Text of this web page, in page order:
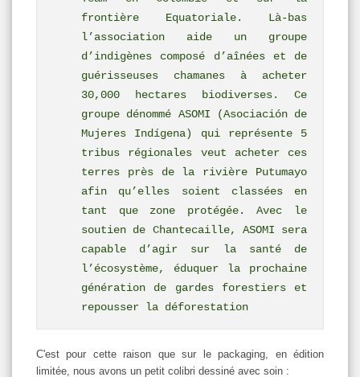
frontière Equatoriale. Là-bas
l’association aide un groupe
d’indigènes composé d’aînées et de
guérisseuses chamanes à acheter
30,000 hectares biodiverses. Ce
groupe dénommé ASOMI (Asociación de
Mujeres Indígena) qui représente 5
tribus régionales veut acheter ces
terres près de la rivière Putumayo
afin qu’elles soient classées en
tant que zone protégée. Avec le
soutien de Chantecaille, ASOMI sera
capable d’agir sur la santé de
l’écosystème, éduquer la prochaine
génération de gardes forestiers et
repousser la déforestation
C'est pour cette raison que sur le packaging, en édition
limitée, nous avons un petit colibri dessiné avec soin :